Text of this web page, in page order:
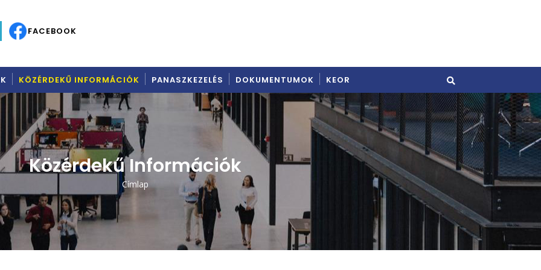
FACEBOOK
KÖZÉRDEKŰ INFORMÁCIÓK PANASZKEZELÉS DOKUMENTUMOK KEOR
Közérdekű Információk
Morzsa
Címlap